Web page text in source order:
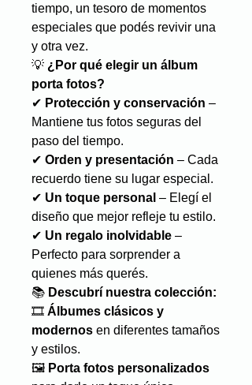
tiempo, un tesoro de momentos
especiales que podés revivir una
y otra vez.
💡 ¿Por qué elegir un álbum
porta fotos?
✔ Protección y conservación –
Mantiene tus fotos seguras del
paso del tiempo.
✔ Orden y presentación – Cada
recuerdo tiene su lugar especial.
✔ Un toque personal – Elegí el
diseño que mejor refleje tu estilo.
✔ Un regalo inolvidable –
Perfecto para sorprender a
quienes más querés.
📚 Descubrí nuestra colección:
🎞️ Álbumes clásicos y
modernos en diferentes tamaños
y estilos.
🖼️ Porta fotos personalizados